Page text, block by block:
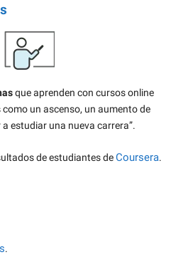
que aprenden con cursos online
un ascenso, un aumento de
estudiar una nueva carrera”.
de estudiantes deCoursera.
.